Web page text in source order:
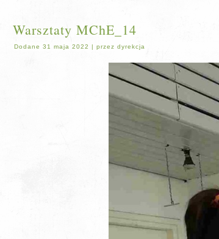
Warsztaty MChE_14
Dodane 31 maja 2022 | przez dyrekcja